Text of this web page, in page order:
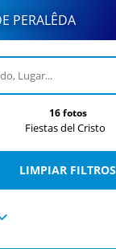
PERALÊDA
Fiestas del Cristo
LIMPIAR FILTROS
16 fotos